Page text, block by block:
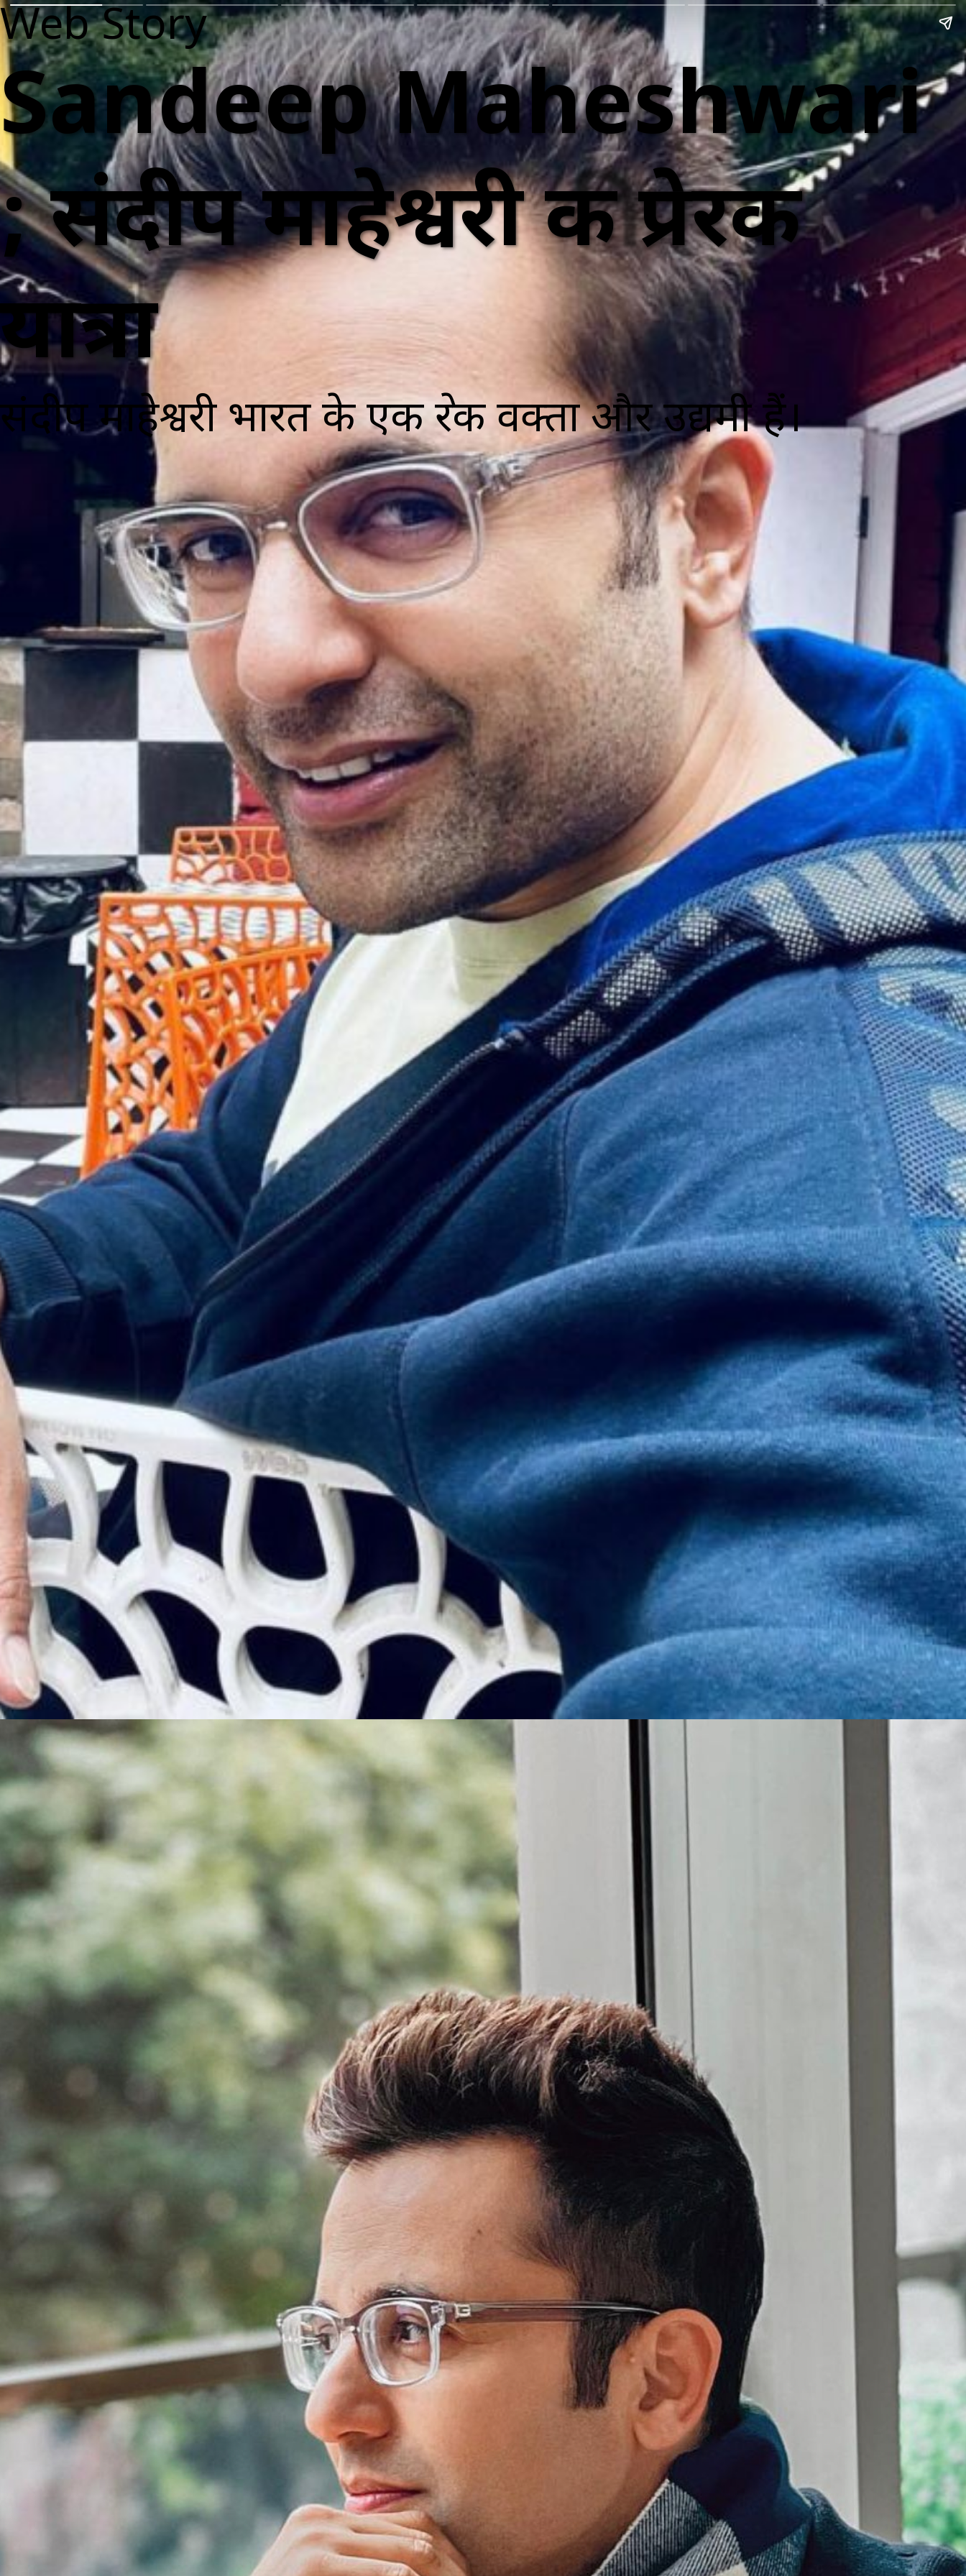
Web Story
Sandeep Maheshwari
; संदीप माहेश्वरी की प्रेरक
यात्रा
संदीप माहेश्वरी भारत के एक प्रेरक वक्ता और उद्यमी हैं।
Web Story
संदीप माहेश्वरी भारत के एक
प्रेरक वक्ता और उद्यमी हैं।
संदीप माहेश्वरी भारत के एक प्रेरक वक्ता और उद्यमी हैं।